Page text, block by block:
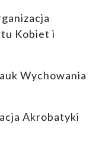
Kobiet i
Wychowania
Akrobatyki